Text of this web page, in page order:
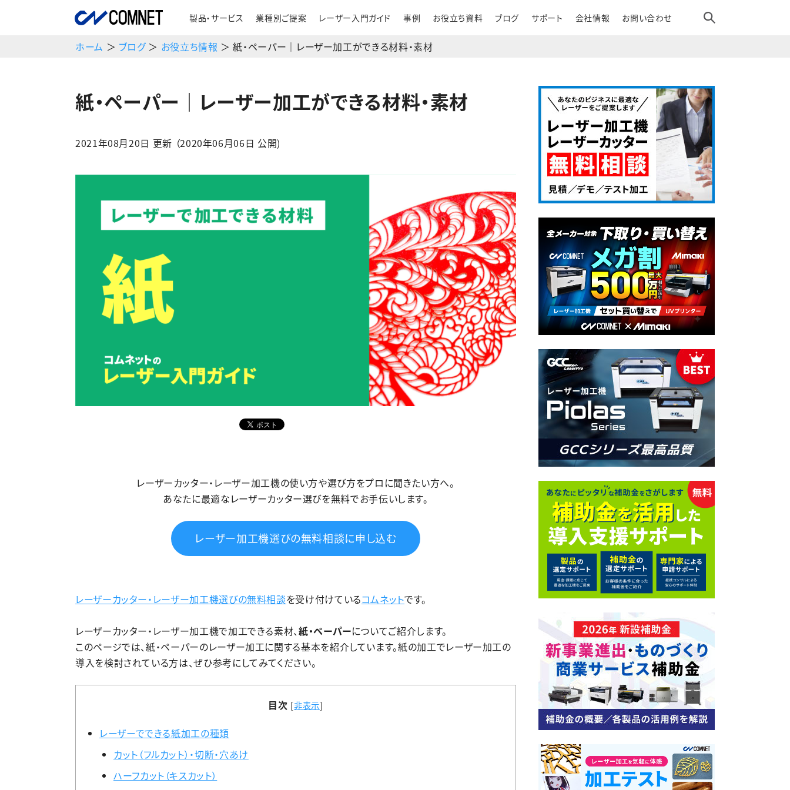
製品・サービス 業種別ご提案 レーザー入門ガイド 事例 お役立ち資料 ブログ サポート 会社情報 お問い合わせ
ホーム ＞ ブログ＞ お役立ち情報 ＞ 紙・ペーパー｜レーザー加工ができる材料・素材
紙・ペーパー｜レーザー加工ができる材料・素材
2021年08月20日 更新 （2020年06月06日 公開)
レーザーカッター・レーザー加工機の使い方や選び方をプロに聞きたい方へ。
あなたに最適なレーザーカッター選びを無料でお手伝いします。
レーザー加工機選びの無料相談に申し込む
レーザーカッター・レーザー加工機選びの無料相談を受け付けているコムネットです。
レーザーカッター・レーザー加工機で加工できる素材、紙・ペーパーについてご紹介します。
このページでは、紙・ペーパーのレーザー加工に関する基本を紹介しています。紙の加工でレーザー加工の
導入を検討されている方は、ぜひ参考にしてみてください。
目次 [非表示]
レーザーでできる紙加工の種類
カット（フルカット）・切断・穴あけ
ハーフカット（キスカット）